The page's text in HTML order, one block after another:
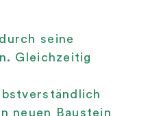
seine
Gleichzeitig
neuen Baustein